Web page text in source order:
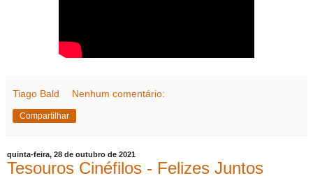
Tiago Bald Nenhum comentário:
Compartilhar
quinta-feira, 28 de outubro de 2021
Tesouros Cinéfilos - Felizes Juntos